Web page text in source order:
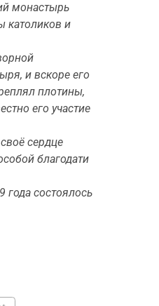
монастырь
католиков и
и вскоре его
плотины,
его участие
сердце
благодати
года состоялось